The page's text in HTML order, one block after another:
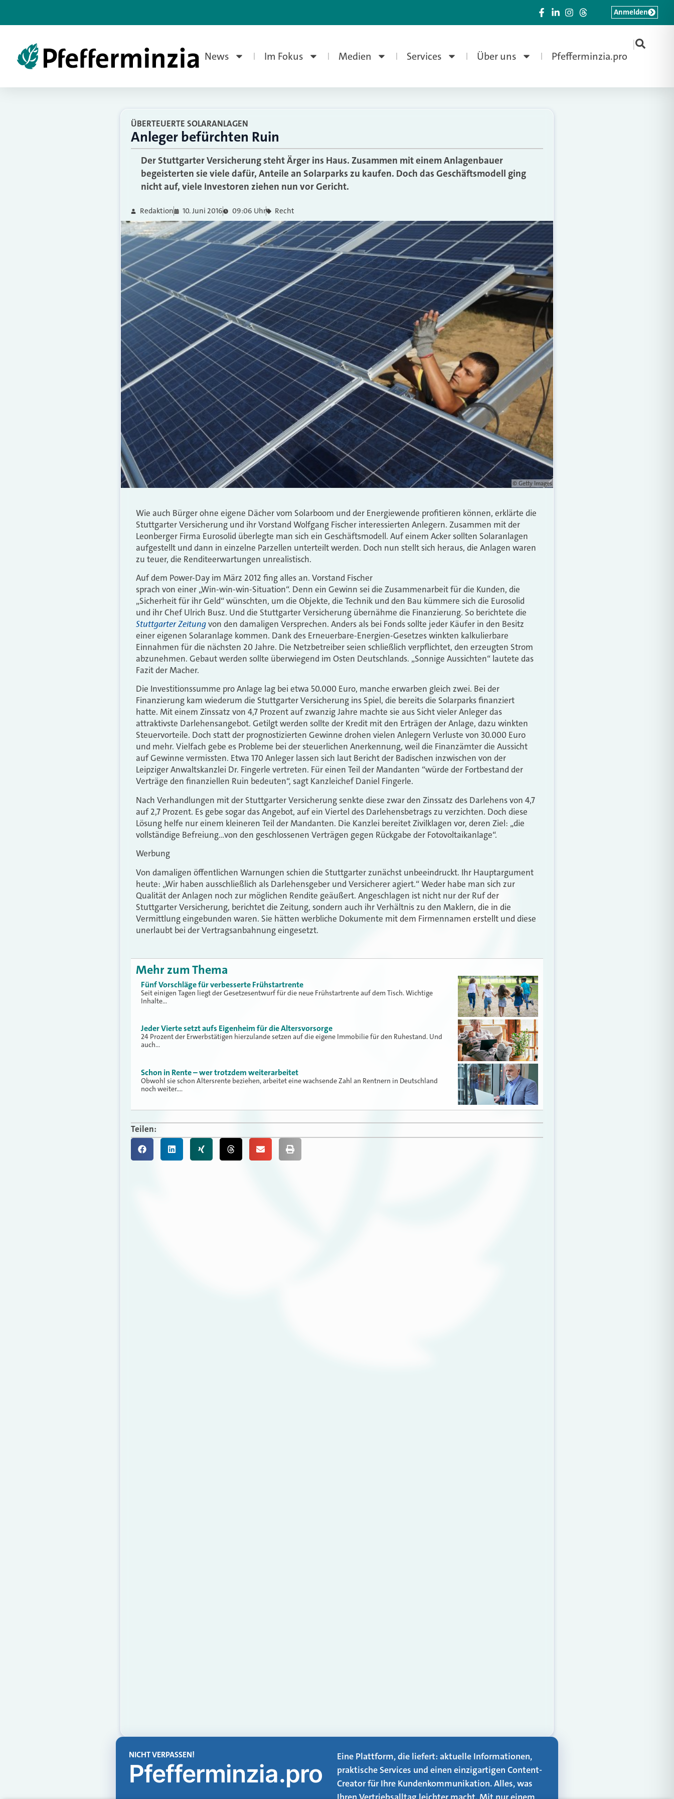
News Im Fokus Medien Services Über uns Pfefferminzia.pro
|
Anmelden
ÜBERTEUERTE SOLARANLAGEN
Anleger befürchten Ruin
Der Stuttgarter Versicherung steht Ärger ins Haus. Zusammen mit einem Anlagenbauer
begeisterten sie viele dafür, Anteile an Solarparks zu kaufen. Doch das Geschäftsmodell ging
nicht auf, viele Investoren ziehen nun vor Gericht.
Redaktion 10. Juni 2016 09:06 Uhr Recht
© Getty Images
Wie auch Bürger ohne eigene Dächer vom Solarboom und der Energiewende profitieren können, erklärte die
Stuttgarter Versicherung und ihr Vorstand Wolfgang Fischer interessierten Anlegern. Zusammen mit der
Leonberger Firma Eurosolid überlegte man sich ein Geschäftsmodell. Auf einem Acker sollten Solaranlagen
aufgestellt und dann in einzelne Parzellen unterteilt werden. Doch nun stellt sich heraus, die Anlagen waren
zu teuer, die Renditeerwartungen unrealistisch.
Auf dem Power-Day im März 2012 fing alles an. Vorstand Fischer
sprach von einer „Win-win-win-Situation“. Denn ein Gewinn sei die Zusammenarbeit für die Kunden, die
„Sicherheit für ihr Geld“ wünschten, um die Objekte, die Technik und den Bau kümmere sich die Eurosolid
und ihr Chef Ulrich Busz. Und die Stuttgarter Versicherung übernähme die Finanzierung. So berichtete die
Stuttgarter Zeitungvon den damaligen Versprechen. Anders als bei Fonds sollte jeder Käufer in den Besitz
einer eigenen Solaranlage kommen. Dank des Erneuerbare-Energien-Gesetzes winkten kalkulierbare
Einnahmen für die nächsten 20 Jahre. Die Netzbetreiber seien schließlich verpflichtet, den erzeugten Strom
abzunehmen. Gebaut werden sollte überwiegend im Osten Deutschlands. „Sonnige Aussichten“ lautete das
Fazit der Macher.
Die Investitionssumme pro Anlage lag bei etwa 50.000 Euro, manche erwarben gleich zwei. Bei der
Finanzierung kam wiederum die Stuttgarter Versicherung ins Spiel, die bereits die Solarparks finanziert
hatte. Mit einem Zinssatz von 4,7 Prozent auf zwanzig Jahre machte sie aus Sicht vieler Anleger das
attraktivste Darlehensangebot. Getilgt werden sollte der Kredit mit den Erträgen der Anlage, dazu winkten
Steuervorteile. Doch statt der prognostizierten Gewinne drohen vielen Anlegern Verluste von 30.000 Euro
und mehr. Vielfach gebe es Probleme bei der steuerlichen Anerkennung, weil die Finanzämter die Aussicht
auf Gewinne vermissten. Etwa 170 Anleger lassen sich laut Bericht der Badischen inzwischen von der
Leipziger Anwaltskanzlei Dr. Fingerle vertreten. Für einen Teil der Mandanten “würde der Fortbestand der
Verträge den finanziellen Ruin bedeuten“, sagt Kanzleichef Daniel Fingerle.
Nach Verhandlungen mit der Stuttgarter Versicherung senkte diese zwar den Zinssatz des Darlehens von 4,7
auf 2,7 Prozent. Es gebe sogar das Angebot, auf ein Viertel des Darlehensbetrags zu verzichten. Doch diese
Lösung helfe nur einem kleineren Teil der Mandanten. Die Kanzlei bereitet Zivilklagen vor, deren Ziel: „die
vollständige Befreiung…von den geschlossenen Verträgen gegen Rückgabe der Fotovoltaikanlage“.
Werbung
Von damaligen öffentlichen Warnungen schien die Stuttgarter zunächst unbeeindruckt. Ihr Hauptargument
heute: „Wir haben ausschließlich als Darlehensgeber und Versicherer agiert.“ Weder habe man sich zur
Qualität der Anlagen noch zur möglichen Rendite geäußert. Angeschlagen ist nicht nur der Ruf der
Stuttgarter Versicherung, berichtet die Zeitung, sondern auch ihr Verhältnis zu den Maklern, die in die
Vermittlung eingebunden waren. Sie hätten werbliche Dokumente mit dem Firmennamen erstellt und diese
unerlaubt bei der Vertragsanbahnung eingesetzt.
Mehr zum Thema
Fünf Vorschläge für verbesserte Frühstartrente
Seit einigen Tagen liegt der Gesetzesentwurf für die neue Frühstartrente auf dem Tisch. Wichtige
Inhalte…
Jeder Vierte setzt aufs Eigenheim für die Altersvorsorge
24 Prozent der Erwerbstätigen hierzulande setzen auf die eigene Immobilie für den Ruhestand. Und
auch…
Schon in Rente – wer trotzdem weiterarbeitet
Obwohl sie schon Altersrente beziehen, arbeitet eine wachsende Zahl an Rentnern in Deutschland
noch weiter.…
Teilen:
NICHT VERPASSEN!
Pfefferminzia.pro
Eine Plattform, die liefert: aktuelle Informationen,
praktische Services und einen einzigartigen Content-
Creator für Ihre Kundenkommunikation. Alles, was